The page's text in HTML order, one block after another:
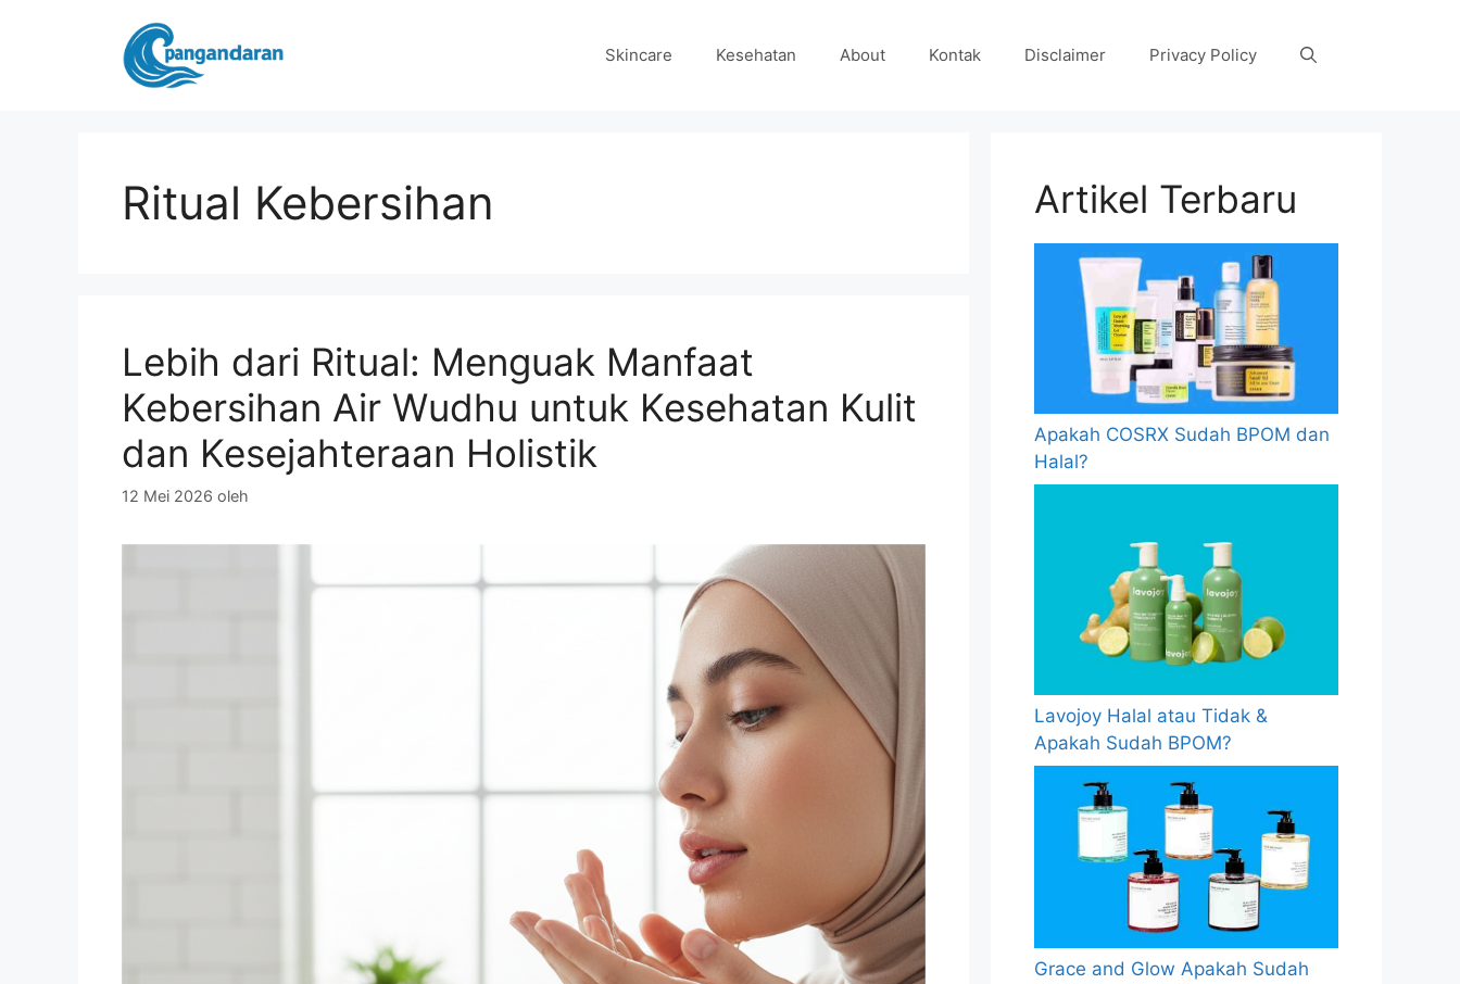
Skincare Kesehatan About Kontak Disclaimer Privacy Policy
Ritual Kebersihan
Lebih dari Ritual: Menguak Manfaat
Kebersihan Air Wudhu untuk Kesehatan Kulit
dan Kesejahteraan Holistik
12 Mei 2026 oleh
Artikel Terbaru
Apakah COSRX Sudah BPOM dan
Halal?
Lavojoy Halal atau Tidak &
Apakah Sudah BPOM?
Grace and Glow Apakah Sudah